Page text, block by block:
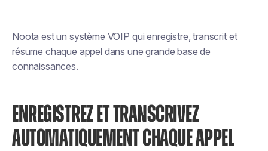
Noota est un système VOIP qui enregistre, transcrit et
résume chaque appel dans une grande base de
connaissances.
ENREGISTREZ ET TRANSCRIVEZ
AUTOMATIQUEMENT CHAQUE APPEL